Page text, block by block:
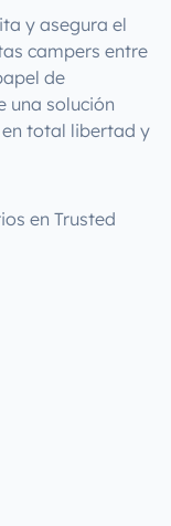
y asegura el
campers entre
de
una solución
total libertad y
en Trusted